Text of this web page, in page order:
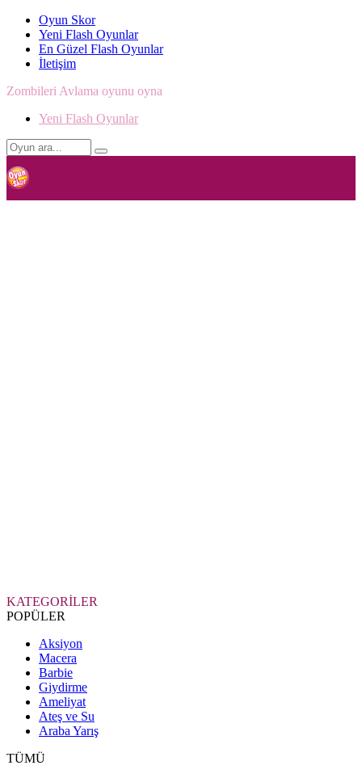
Oyun Skor
Yeni Flash Oyunlar
En Güzel Flash Oyunlar
İletişim
Zombileri Avlama oyunu oyna
Yeni Flash Oyunlar
KATEGORİLER
POPÜLER
Aksiyon
Macera
Barbie
Giydirme
Ameliyat
Ateş ve Su
Araba Yarış
TÜMÜ